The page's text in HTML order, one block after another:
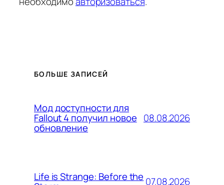
БОЛЬШЕ ЗАПИСЕЙ
Мод доступности для
Fallout 4 получил новое
обновление
08.08.2026
Life is Strange: Before the 07.08.2026